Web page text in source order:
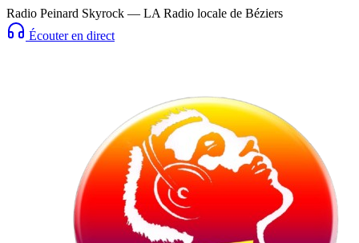
Radio Peinard Skyrock — LA Radio locale de Béziers
Écouter en direct